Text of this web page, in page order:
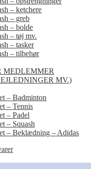
– ketchere
– greb
– bolde
– tøj mv.
– tasker
– tilbehør
MEDLEMMER
MV.)
– Badminton
– Tennis
– Padel
– Squash
– Beklædning – Adidas